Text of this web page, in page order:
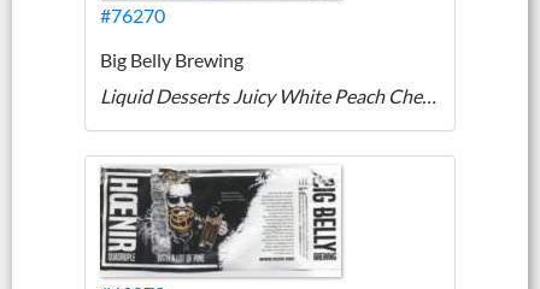
#76270
Big Belly Brewing
Liquid Desserts Juicy White Peach Cheesecake IPA